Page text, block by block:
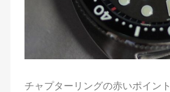
チャプターリングの赤いポイン